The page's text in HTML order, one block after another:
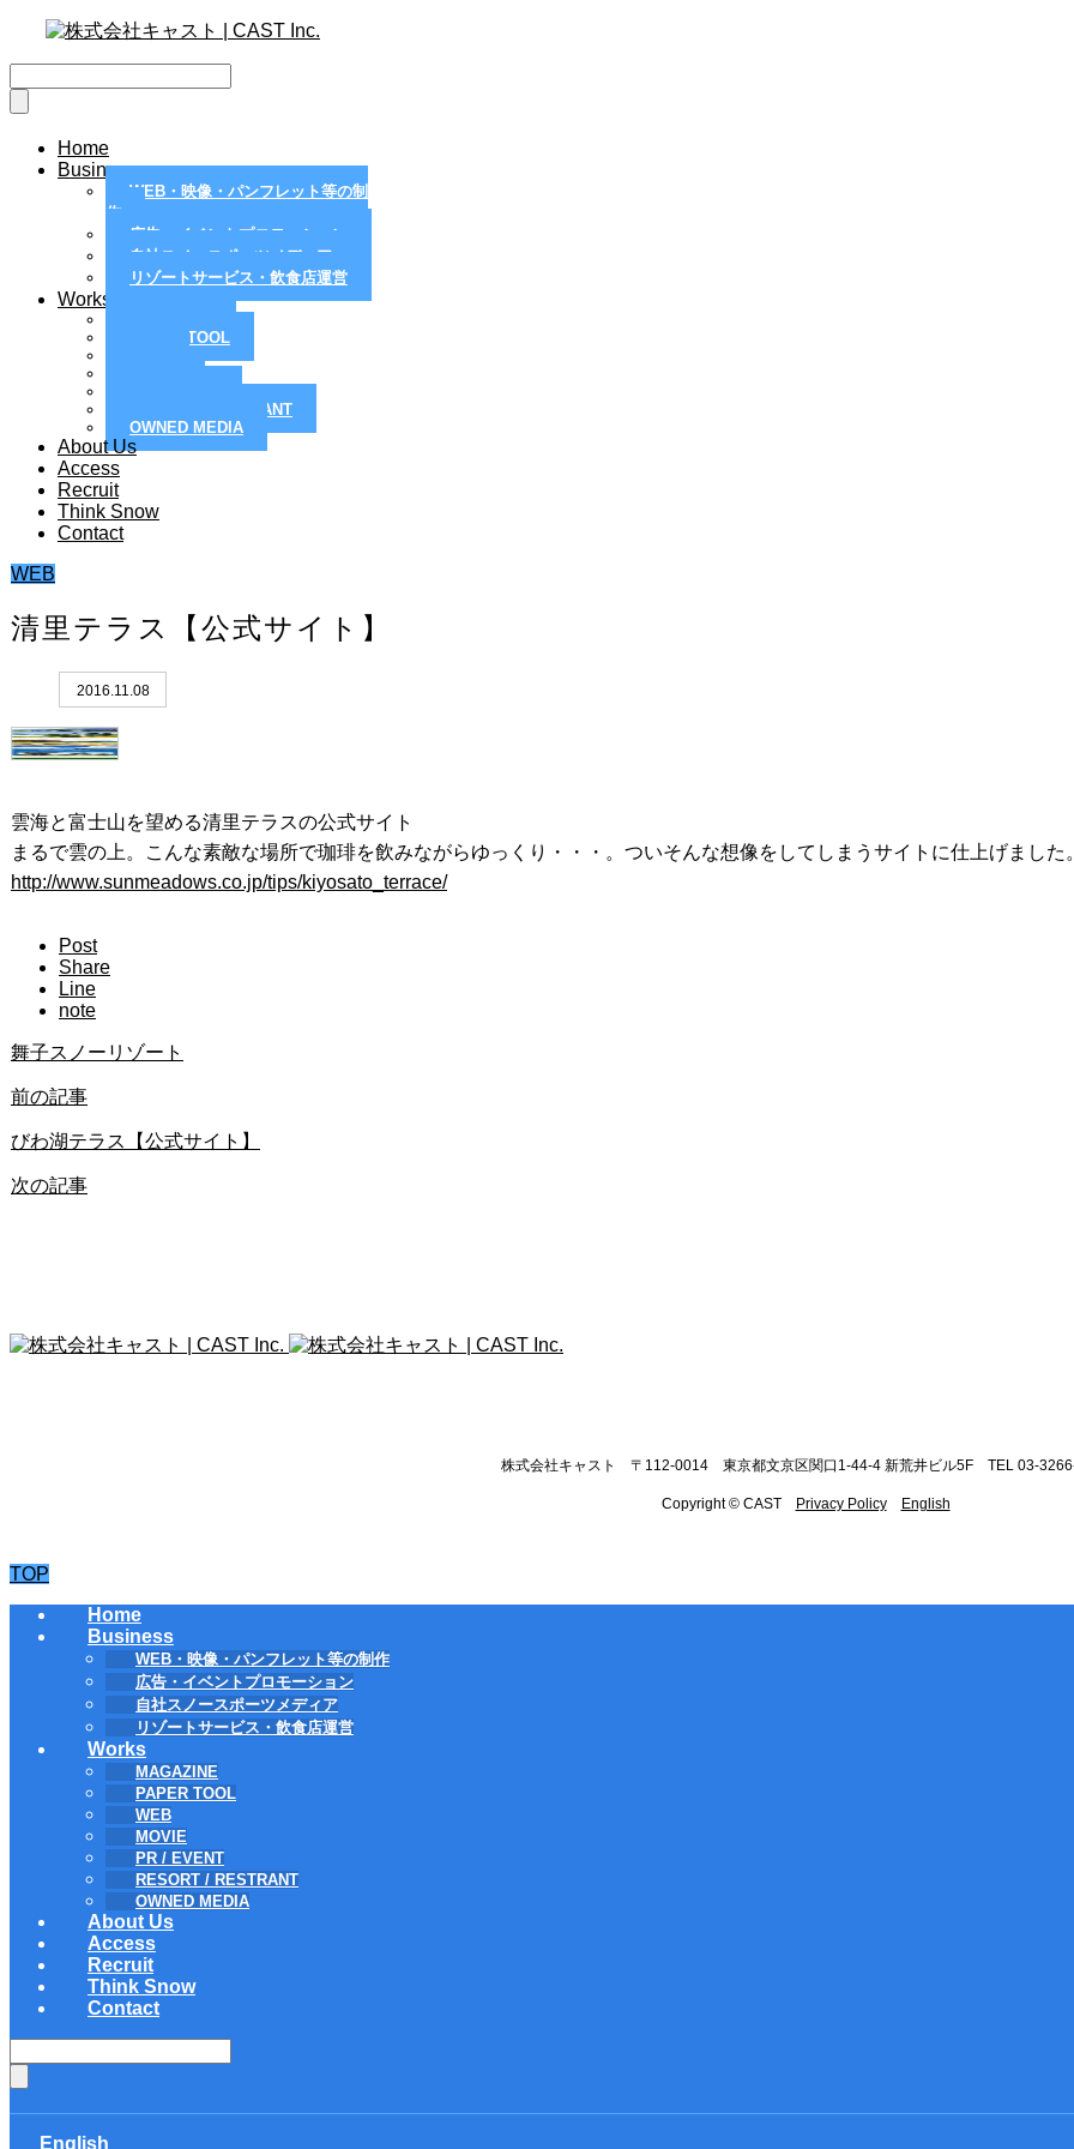
Home
Business
WEB・映像・パンフレット等の制
作
広告・イベントプロモーション
自社スノースポーツメディア
リゾートサービス・飲食店運営
Works
PAPER TOOL
RESORT / RESTRANT
OWNED MEDIA
About Us
Access
Recruit
Think Snow
Contact
WEB
清里テラス【公式サイト】
2016.11.08
雲海と富士山を望める清里テラスの公式サイト
まるで雲の上。こんな素敵な場所で珈琲を飲みながらゆっくり・・・。ついそんな想像をしてしまうサイトに仕上げました
http://www.sunmeadows.co.jp/tips/kiyosato_terrace/
Post
Share
Line
note
舞子スノーリゾート
前の記事
びわ湖テラス【公式サイト】
次の記事
株式会社キャスト 〒112-0014 東京都文京区関口1-44-4 新荒井ビル5F TEL 03-
Copyright © CAST Privacy Policy English
TOP
Home
Business
WEB・映像・パンフレット等の制作
広告・イベントプロモーション
自社スノースポーツメディア
リゾートサービス・飲食店運営
Works
MAGAZINE
PAPER TOOL
WEB
MOVIE
PR / EVENT
RESORT / RESTRANT
OWNED MEDIA
About Us
Access
Recruit
Think Snow
Contact
English